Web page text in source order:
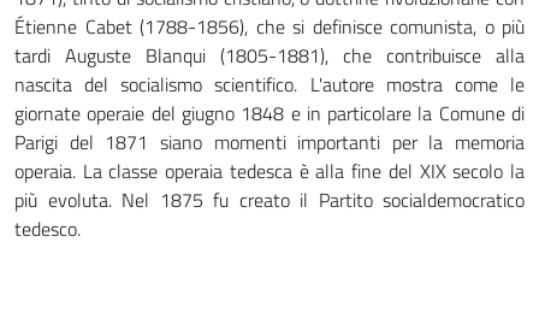
Étienne Cabet (1788-1856), che si definisce comunista, o più
tardi Auguste Blanqui (1805-1881), che contribuisce alla
nascita del socialismo scientifico. L'autore mostra come le
giornate operaie del giugno 1848 e in particolare la Comune di
Parigi del 1871 siano momenti importanti per la memoria
operaia. La classe operaia tedesca è alla fine del XIX secolo la
più evoluta. Nel 1875 fu creato il Partito socialdemocratico
tedesco.